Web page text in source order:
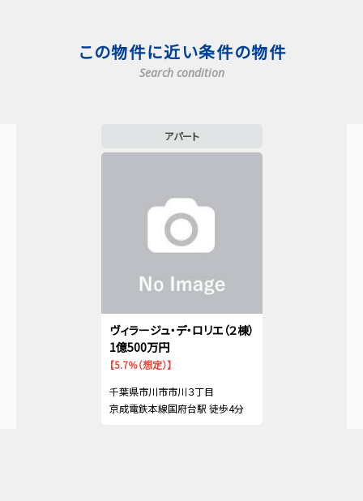
この物件に近い条件の物件
Search condition
アパート
ヴィラージュ・デ・ロリエ（２棟）
1億500万円
【5.7％（想定）】
千葉県市川市市川３丁目
京成電鉄本線国府台駅 徒歩4分